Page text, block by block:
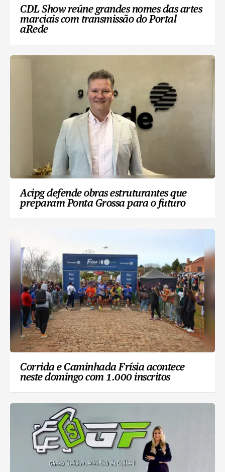
CDL Show reúne grandes nomes das artes
marciais com transmissão do Portal
aRede
Acipg defende obras estruturantes que
preparam Ponta Grossa para o futuro
Corrida e Caminhada Frísia acontece
neste domingo com 1.000 inscritos